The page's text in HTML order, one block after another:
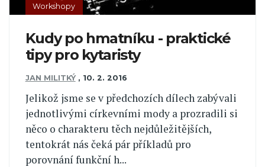
Workshopy
Kudy po hmatníku - praktické
tipy pro kytaristy
JAN MILITKÝ , 10. 2. 2016
Jelikož jsme se v předchozích dílech zabývali
jednotlivými církevními mody a prozradili si
něco o charakteru těch nejdůležitějších,
tentokrát nás čeká pár příkladů pro
porovnání funkční h...